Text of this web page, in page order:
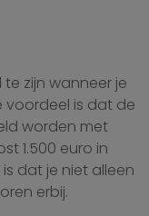
zijn wanneer je
voordeel is dat de
worden met
1.500 euro in
is dat je niet alleen
erbij.